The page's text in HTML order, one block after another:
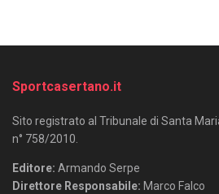
Sportcasertano.it
Sito registrato al Tribunale di Santa
n° 758/2010.
Editore: Armando Serpe
Direttore Responsabile: Marco Falco